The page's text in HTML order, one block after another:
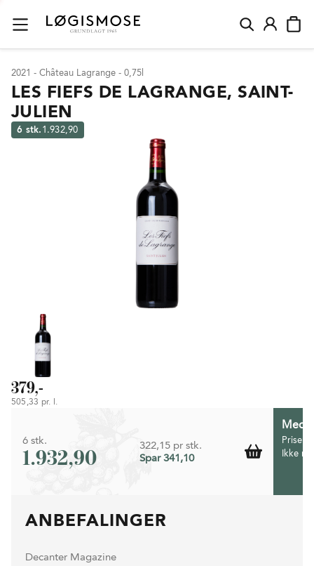
2021 - Château Lagrange - 0,75l
LES FIEFS DE LAGRANGE, SAINT-
JULIEN
6 stk. 1.932,90
379,-
505,33 pr. l.
6 stk.
1.932,90
322,15 pr stk.
Spar 341,10
Prisen
Ikke
ANBEFALINGER
Decanter Magazine